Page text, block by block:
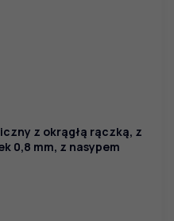
z okrągłą rączką, z
0,8 mm, z nasypem